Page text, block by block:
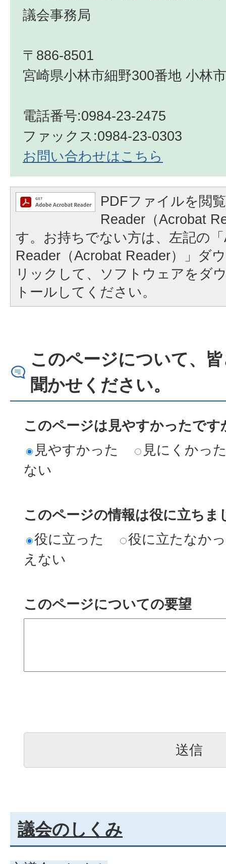
議会事務局
〒886-8501
宮崎県小林市細野300番地 小林
電話番号:0984-23-2475
ファックス:0984‐23‐0303
お問い合わせはこちら
PDFファイルを閲
Reader（Acrobat
す。お持ちでない方は、左記の
Reader（Acrobat Reader）」ダ
リックして、ソフトウェアをダ
トールしてください。
このページについて、
聞かせください。
このページは見やすかったです
見やすかった
見にくかっ
ない
このページの情報は役に立ちま
役に立った
役に立たなか
えない
このページについての要望
議会のしくみ